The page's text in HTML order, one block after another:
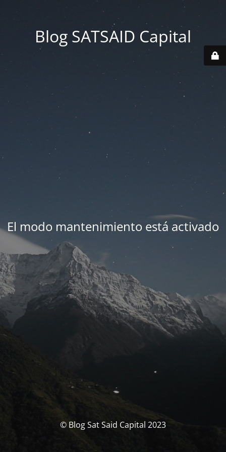
Blog SATSAID Capital
El modo mantenimiento está activado
© Blog Sat Said Capital 2023